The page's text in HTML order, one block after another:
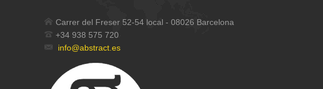
Carrer del Freser 52-54 local - 08026 Barcelona
+34 938 575 720
info@abstract.es